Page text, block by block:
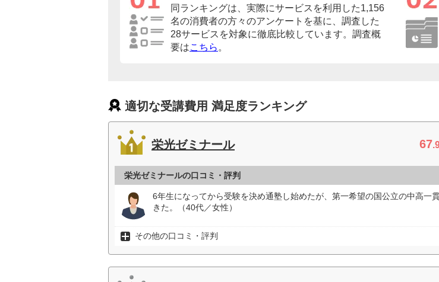
同ランキングは、実際にサービスを利用した1,156
名の消費者の方々のアンケートを基に、調査した
28サービスを対象に徹底比較しています。調査概
要はこちら 。
適切な受講費用 満足度ランキング
栄光ゼミナール 67
栄光ゼミナールの口コミ・評判
6年生になってから受験を決め通塾し始めたが、第一希望の国公立の中高一
きた。（40代／女性）
その他の口コミ・評判